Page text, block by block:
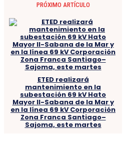
PRÓXIMO ARTÍCULO
ETED realizará
mantenimiento en la
subestación 69 kV Hato
Mayor II-Sabana de la Mar y
en la línea 69 kV Corporación
Zona Franca Santiago–
Sajoma, este martes